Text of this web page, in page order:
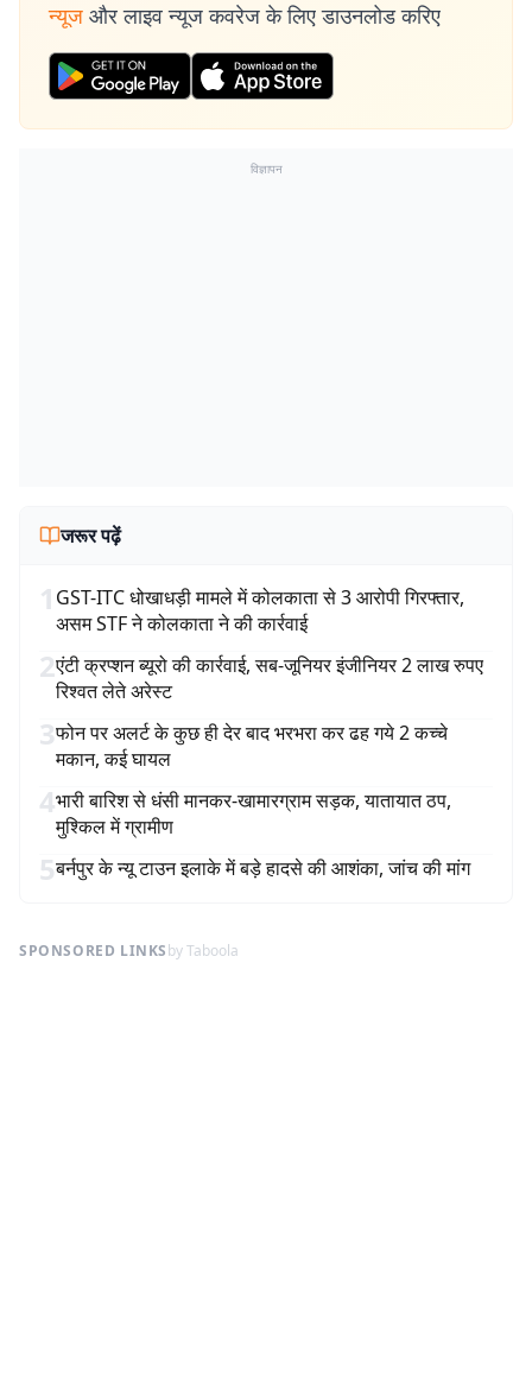
न्यूज और लाइव न्यूज कवरेज के लिए डाउनलोड करिए
विज्ञापन
जरूर पढ़ें
1 GST-ITC धोखाधड़ी मामले में कोलकाता से 3 आरोपी गिरफ्तार,
असम STF ने कोलकाता ने की कार्रवाई
2एंटी क्रप्शन ब्यूरो की कार्रवाई, सब-जूनियर इंजीनियर 2 लाख रुपए
रिश्वत लेते अरेस्ट
3फोन पर अलर्ट के कुछ ही देर बाद भरभरा कर ढह गये 2 कच्चे
मकान, कई घायल
4भारी बारिश से धंसी मानकर-खामारग्राम सड़क, यातायात ठप,
मुश्किल में ग्रामीण
5बर्नपुर के न्यू टाउन इलाके में बड़े हादसे की आशंका, जांच की मांग
SPONSORED LINKSby Taboola